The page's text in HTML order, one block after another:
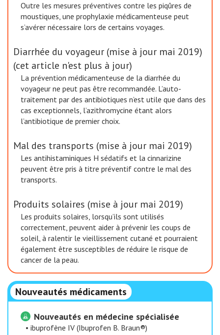
Outre les mesures préventives contre les piqûres de
moustiques, une prophylaxie médicamenteuse peut
s’avérer nécessaire lors de certains voyages.
Diarrhée du voyageur (mise à jour mai 2019)
(cet article n'est plus à jour)
La prévention médicamenteuse de la diarrhée du
voyageur ne peut pas être recommandée. L’auto-
traitement par des antibiotiques n’est utile que dans des
cas exceptionnels, l’azithromycine étant alors
l’antibiotique de premier choix.
Mal des transports (mise à jour mai 2019)
Les antihistaminiques H sédatifs et la cinnarizine
peuvent être pris à titre préventif contre le mal des
transports.
Produits solaires (mise à jour mai 2019)
Les produits solaires, lorsqu’ils sont utilisés
correctement, peuvent aider à prévenir les coups de
soleil, à ralentir le vieillissement cutané et pourraient
également être susceptibles de réduire le risque de
cancer de la peau.
Nouveautés médicaments
Nouveautés en médecine spécialisée
• ibuprofène IV (Ibuprofen B. Braun®)